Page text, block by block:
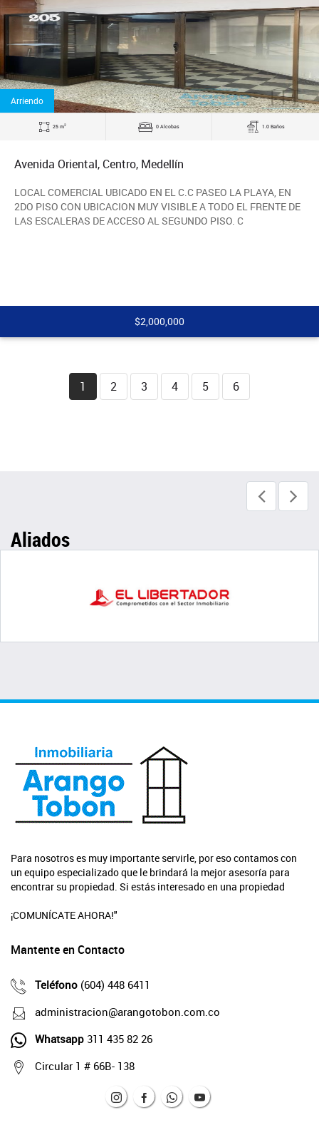
Arriendo
25 m2 0 Alcobas 1.0 Baños
Avenida Oriental, Centro, Medellín
LOCAL COMERCIAL UBICADO EN EL C.C PASEO LA PLAYA, EN
2DO PISO CON UBICACION MUY VISIBLE A TODO EL FRENTE DE
LAS ESCALERAS DE ACCESO AL SEGUNDO PISO. C
$2,000,000
1 2 3 4 5 6
Aliados
Para nosotros es muy importante servirle, por eso contamos con
un equipo especializado que le brindará la mejor asesoría para
encontrar su propiedad. Si estás interesado en una propiedad
¡COMUNÍCATE AHORA!"
Mantente en Contacto
Teléfono (604) 448 6411
administracion@arangotobon.com.co
Whatsapp 311 435 82 26
Circular 1 # 66B- 138